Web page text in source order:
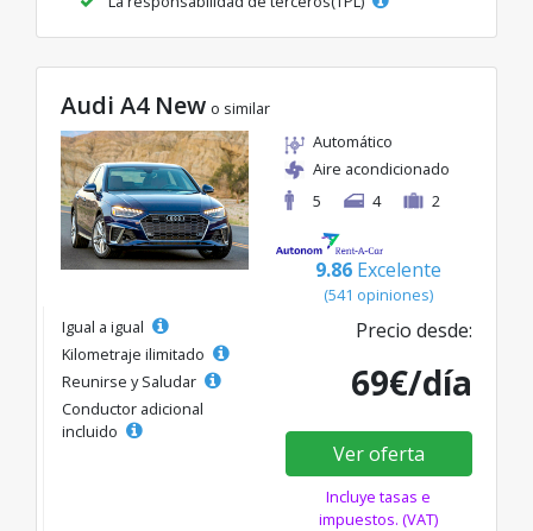
Audi A4 New o similar
Automático
Aire acondicionado
5
4 2
9.86 Excelente
(541 opiniones)
Igual a igual
Kilometraje ilimitado
Reunirse y Saludar
Conductor adicional
incluido
Precio desde:
69€/día
Ver oferta
Incluye tasas e
impuestos. (VAT)